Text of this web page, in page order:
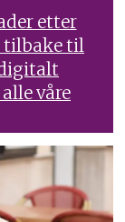
etter
tilbake til
våre